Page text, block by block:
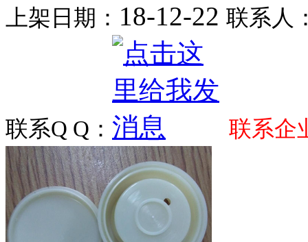
上架日期： 18-12-22 联系人
联系Q Q： 联系企